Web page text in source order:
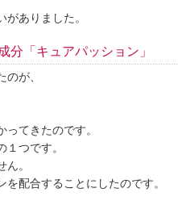
ありました。
「キュアパッション」
が、
てきたのです。
つです。
。
配合することにしたのです。